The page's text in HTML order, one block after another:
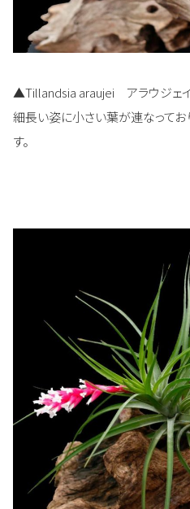
▲Tillandsia araujei アラウジェ
細長い姿に小さい葉が連なってお
す。